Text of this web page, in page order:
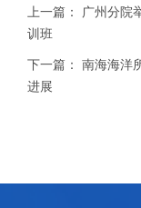
上一篇：
广州分院
训班
下一篇：
南海海洋
进展